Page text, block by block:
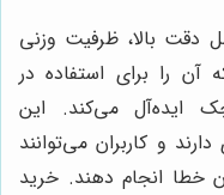
دقت بالا، ظرفیت وزنی
را برای استفاده در
ایده‌آل می‌کند. این
و کاربران می‌توانند
خطا انجام دهند. خرید